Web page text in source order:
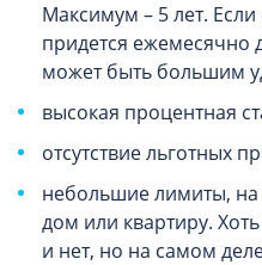
Максимум – 5 лет.
придется ежемесячно
может быть большим
высокая процентная
отсутствие льготных
небольшие лимиты, на
дом или квартиру.
и нет, но на самом